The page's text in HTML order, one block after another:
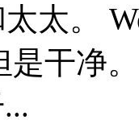
太。
干净。